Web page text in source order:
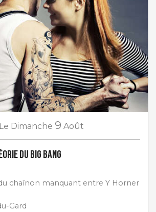
Le Dimanche 9 Août
du big bang
chaînon manquant entre Y Horner
Gard